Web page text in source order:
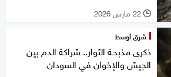
l 22 مارس 2026
شرق أوسط
ذكرى مذبحة الثوار.. شراكة الدم بين
الجيش والإخوان في السودان